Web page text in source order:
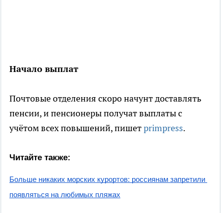
Начало выплат
Почтовые отделения скоро начунт доставлять
пенсии, и пенсионеры получат выплаты с
учётом всех повышений, пишетprimpress.
Читайте также:
Больше никаких морских курортов: россиянам запретили
появляться на любимых пляжах